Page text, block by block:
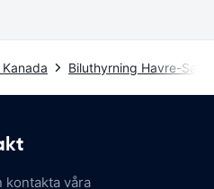
Biluthyrning Havre-
kontakta våra